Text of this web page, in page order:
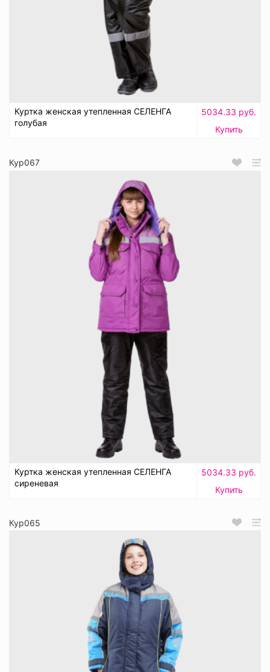
Куртка женская утепленная СЕЛЕНГА
голубая
5034.33 руб.
Купить
Кур067
Куртка женская утепленная СЕЛЕНГА
сиреневая
5034.33 руб.
Купить
Кур065